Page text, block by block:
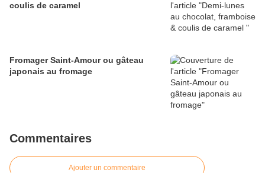
coulis de caramel
Fromager Saint-Amour ou gâteau
japonais au fromage
Commentaires
Ajouter un commentaire